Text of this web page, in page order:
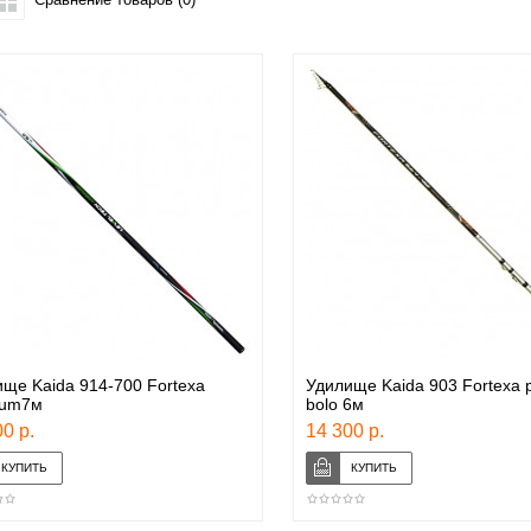
Kaida 914-700 Fortexa
р.
Удилище Kaida 903 Fortexa
bolo 6м
14 300 р.